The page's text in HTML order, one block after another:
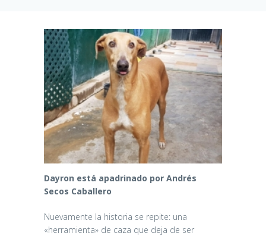
Dayron está apadrinado por Andrés
Secos Caballero
Nuevamente la historia se repite: una
«herramienta» de caza que deja de ser